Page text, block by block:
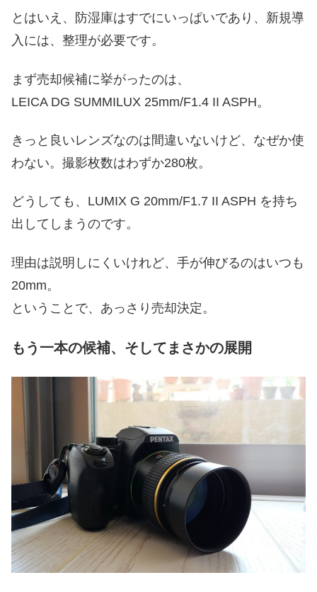
とはいえ、防湿庫はすでにいっぱいであり、新規導
入には、整理が必要です。
まず売却候補に挙がったのは、
LEICA DG SUMMILUX 25mm/F1.4 II ASPH。
きっと良いレンズなのは間違いないけど、なぜか使
わない。撮影枚数はわずか280枚。
どうしても、LUMIX G 20mm/F1.7 II ASPH を持ち
出してしまうのです。
理由は説明しにくいけれど、手が伸びるのはいつも
20mm。
ということで、あっさり売却決定。
もう一本の候補、そしてまさかの展開